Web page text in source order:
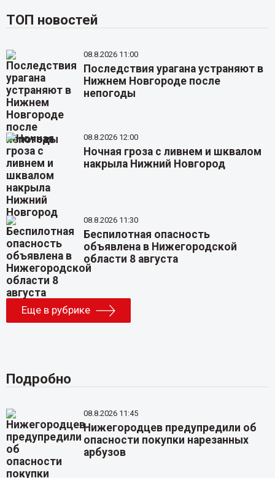
ТОП новостей
08.8.2026 11:00
Последствия урагана устраняют в
Нижнем Новгороде после
непогоды
08.8.2026 12:00
Ночная гроза с ливнем и шквалом
накрыла Нижний Новгород
08.8.2026 11:30
Беспилотная опасность
объявлена в Нижегородской
области 8 августа
Еще в рубрике
Подробно
08.8.2026 11:45
Нижегородцев предупредили об
опасности покупки нарезанных
арбузов